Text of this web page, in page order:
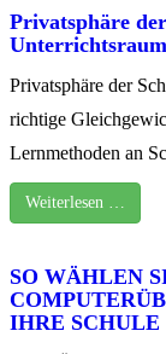
Privatsphäre
Privatsphäre der
richtige
Lernmethoden an
Weiterlesen …
SO WÄHLEN
IHRE SCHULE